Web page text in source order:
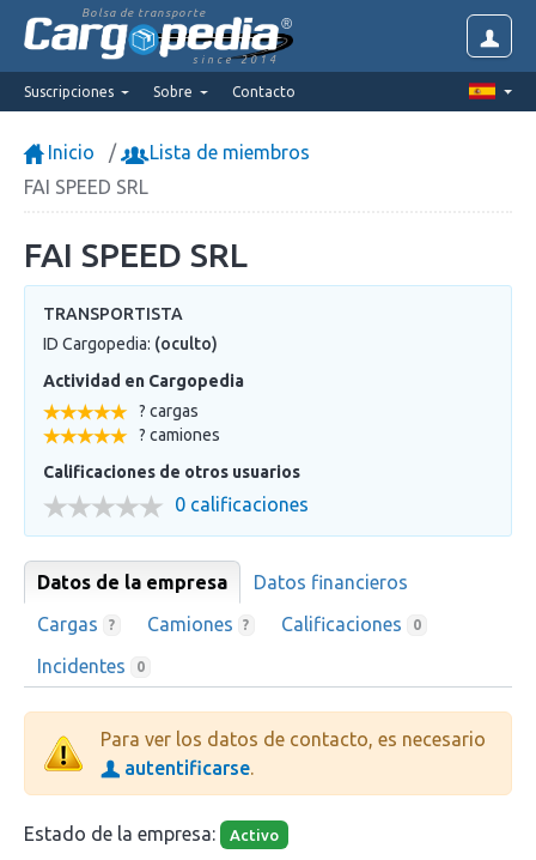
Bolsa de transporte
since 2014
Suscripciones Sobre Contacto
Inicio
Lista de miembros
FAI SPEED SRL
FAI SPEED SRL
TRANSPORTISTA
ID Cargopedia: (oculto)
Actividad en Cargopedia
? cargas
? camiones
Calificaciones de otros usuarios
0 calificaciones
Datos de la empresa
Datos financieros
Cargas
? Camiones ? Calificaciones 0
Incidentes 0
Para ver los datos de contacto, es necesario
autentificarse
Estado de la empresa: Activo